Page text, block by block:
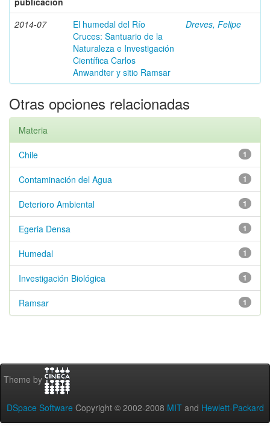
2014-07
El humedal del Río
Cruces: Santuario de la
Naturaleza e Investigación
Científica Carlos
Anwandter y sitio Ramsar
Dreves, Felipe
Otras opciones relacionadas
Materia
1
Chile
1
Contaminación del Agua
1
Deterioro Ambiental
1
Egeria Densa
1
Humedal
1
Investigación Biológica
1
Ramsar
Theme by
DSpace Software Copyright © 2002-2008 MIT and Hewlett-Packard